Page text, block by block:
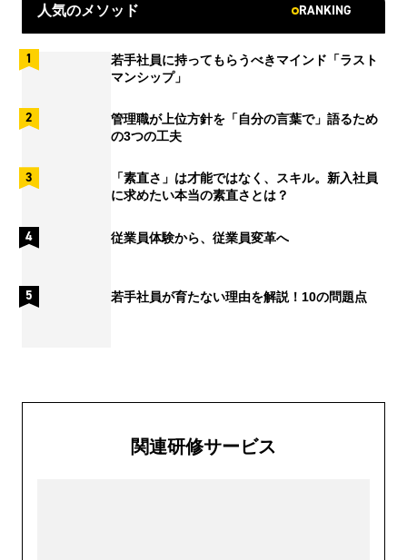
人気のメソッド RANKING
若手社員に持ってもらうべきマインド「ラスト
マンシップ」
管理職が上位方針を「自分の言葉で」語るため
の3つの工夫
「素直さ」は才能ではなく、スキル。新入社員
に求めたい本当の素直さとは？
従業員体験から、従業員変革へ
若手社員が育たない理由を解説！10の問題点
関連研修サービス